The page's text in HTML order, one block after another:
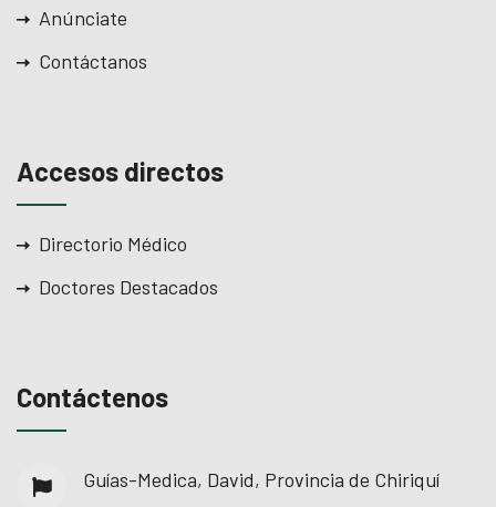
Anúnciate
Contáctanos
Accesos directos
Directorio Médico
Doctores Destacados
Contáctenos
Guías-Medica, David, Provincia de Chiriquí